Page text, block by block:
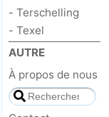
- Terschelling
- Texel
AUTRE
À propos de nous